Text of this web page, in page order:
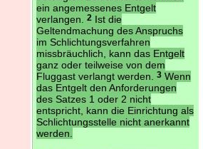
ein angemessenes Entgelt
verlangen.
2Ist die
Geltendmachung des Anspruchs
im Schlichtungsverfahren
missbräuchlich, kann das Entgelt
ganz oder teilweise von dem
Fluggast verlangt werden.
3Wenn
das Entgelt den Anforderungen
des Satzes 1 oder 2 nicht
entspricht, kann die Einrichtung als
Schlichtungsstelle nicht anerkannt
werden.